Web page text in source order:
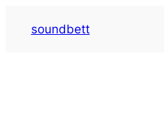
Inhaltsoundbett